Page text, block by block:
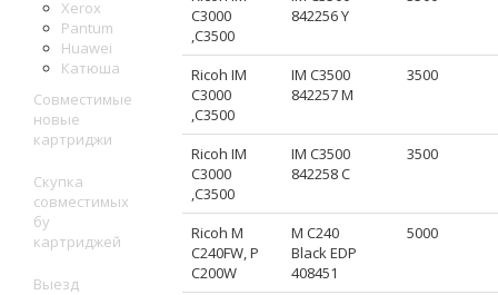
Xerox
Pantum
Huawei
Катюша
Совместимые
новые
картриджи
Скупка
совместимых
бу
картриджей
Выезд
C3000
,C3500
842256 Y
Ricoh IM
C3000
,C3500
IM C3500
842257 M
3500
Ricoh IM
C3000
,C3500
IM C3500
842258 C
3500
Ricoh M
C240FW, P
C200W
M C240
Black EDP
408451
5000